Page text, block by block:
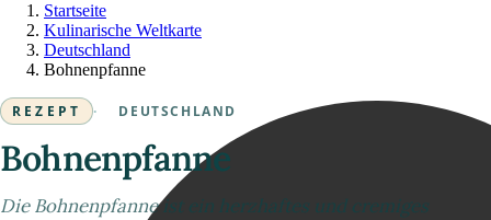
Startseite
Kulinarische Weltkarte
Deutschland
Bohnenpfanne
REZEPT · DEUTSCHLAND
Bohnenpfanne
Die Bohnenpfanne ist ein herzhaftes und cremiges